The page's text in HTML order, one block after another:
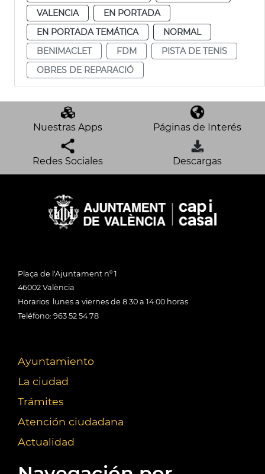
VALENCIA
EN PORTADA
EN PORTADA TEMÁTICA
NORMAL
BENIMACLET
FDM
PISTA DE TENIS
OBRES DE REPARACIÓ
Nuestras Apps Páginas de Interés
Redes Sociales Descargas
Plaça de l'Ajuntament nº 1
46002 València
Horarios: lunes a viernes de 8:30 a 14:00 horas
Teléfono: 963 52 54 78
Ayuntamiento
La ciudad
Trámites
Atención ciudadana
Actualidad